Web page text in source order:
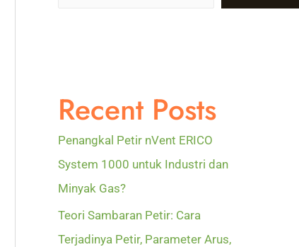
Recent Posts
Penangkal Petir nVent ERICO
System 1000 untuk Industri dan
Minyak Gas?
Teori Sambaran Petir: Cara
Terjadinya Petir, Parameter Arus,